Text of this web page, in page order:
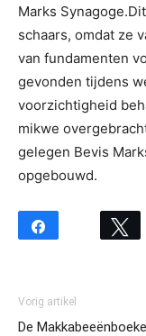
Marks
schaars, omdat ze
van fundamenten
gevonden tijdens
voorzichtigheid
mikwe
gelegen Bevis
opgebouwd.
Vorig artikel
De